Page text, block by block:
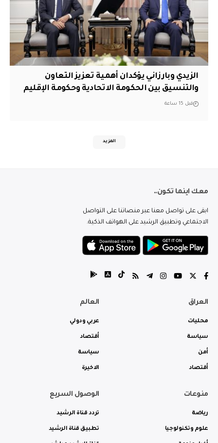
الزيدي وبارزاني يؤكدان أهمية تعزيز التعاون
والتنسيق بين الحكومة الاتحادية وحكومة الإقليم
قبل 15 ساعة
المزيد
معك اينما تكون..
ابقى على تواصل معنا عبر منصاتنا على التواصل
الاجتماعي وتطبيق الرشيد على الهواتف الذكية.
العراق
محليات
سياسة
أمن
أقتصاد
العالم
عربي ودولي
أقتصاد
سياسة
الاخيرة
منوعات
رياضة
علوم وتكنولوجيا
الوصول السريع
تردد قناة الرشيد
تطبيق قناة الرشيد